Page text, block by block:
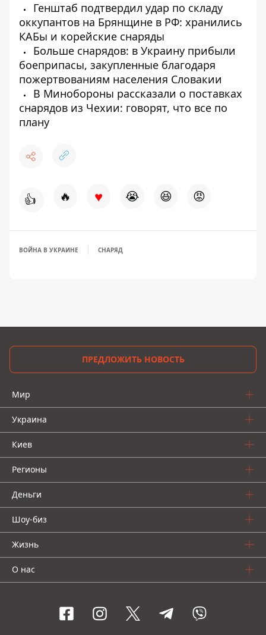
Генштаб подтвердил удар по складу
оккупантов на Брянщине в РФ: хранились
КАБы и корейские снаряды
Больше снарядов: в Украину прибыли
боеприпасы, закупленные благодаря
пожертвованиям населения Словакии
В Минобороны рассказали о поставках
снарядов из Чехии: говорят, что все по
плану
👍 🔥 ♥ 😭 😆 😡
ВОЙНА В УКРАИНЕ СНАРЯД
ПРЕДЛОЖИТЬ НОВОСТЬ
Мир
Украина
Киев
Регионы
Деньги
Шоу-биз
Жизнь
О нас